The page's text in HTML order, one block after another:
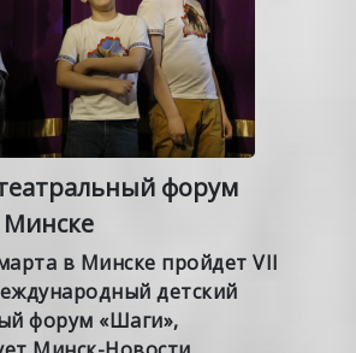
форум
в Минске пройдет VII
детский
форум «Шаги»,